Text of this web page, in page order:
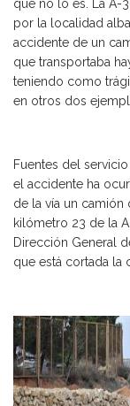
que no lo es. La A-
por la localidad
accidente de un
que transportaba
teniendo como
en otros dos
Fuentes del
el accidente ha
de la vía un camión
kilómetro 23 de la
Dirección General
que está cortada la